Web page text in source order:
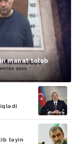
manat tələb
təyin